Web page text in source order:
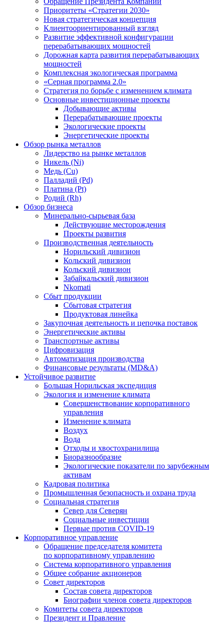
Приоритеты «Стратегии 2030»
Новая стратегическая концепция
Клиентоориентированный взгляд
Развитие эффективной конфигурации
перерабатывающих мощностей
Дорожная карта развития перерабатывающих
мощностей
Комплексная экологическая программа
«Серная программа 2.0»
Стратегия по борьбе с изменением климата
Основные инвестиционные проекты
Добывающие активы
Перерабатывающие проекты
Экологические проекты
Энергетические проекты
Обзор рынка металлов
Лидерство на рынке металлов
Никель (Ni)
Медь (Cu)
Палладий (Pd)
Платина (Pt)
Родий (Rh)
Обзор бизнеса
Минерально-сырьевая база
Действующие месторождения
Проекты развития
Производственная деятельность
Норильский дивизион
Кольский дивизион
Кольский дивизион
Забайкальский дивизион
Nkomati
Сбыт продукции
Сбытовая стратегия
Продуктовая линейка
Закупочная деятельность и цепочка поставок
Энергетические активы
Транспортные активы
Цифровизация
Автоматизация производства
Финансовые результаты (MD&A)
Устойчивое развитие
Большая Норильская экспедиция
Экология и изменение климата
Совершенствование корпоративного
управления
Изменение климата
Воздух
Вода
Отходы и хвостохранилища
Биоразнообразие
Экологические показатели по зарубежным
активам
Кадровая политика
Промышленная безопасность и охрана труда
Социальная стратегия
Север для Северян
Социальные инвестиции
Первые против COVID‑19
Корпоративное управление
Обращение председателя комитета
по корпоративному управлению
Система корпоративного управления
Общее собрание акционеров
Совет директоров
Состав совета директоров
Биографии членов совета директоров
Комитеты совета директоров
Президент и Правление